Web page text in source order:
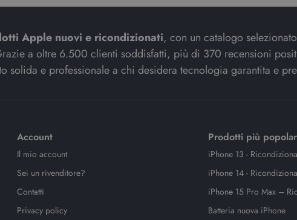
Apple nuovi e ricondizionati, con un catalogo
a oltre 6.500 clienti soddisfatti, più di 370 recensioni
solida e professionale a chi desidera tecnologia garantita e
Account
Il mio account
Sei un rivenditore?
Contatti
Privacy policy
Prodotti più
iPhone 13 -
iPhone 14 -
iPhone 15 Pro Max –
Batteria nuova iPhone